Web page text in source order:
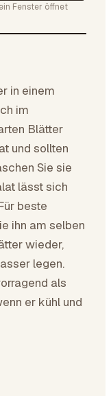
Fenster öffnet
in einem
im
Blätter
und sollten
Sie sie
lässt sich
beste
ihn am selben
wieder,
legen.
als
er kühl und